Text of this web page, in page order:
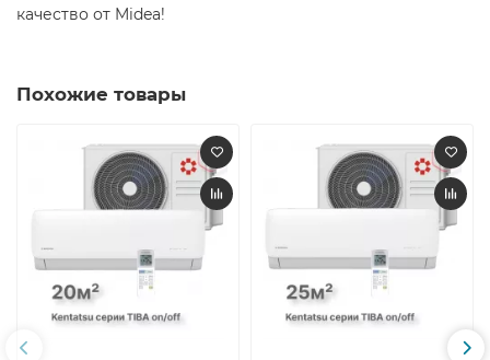
качество от Midea! ​
Похожие товары